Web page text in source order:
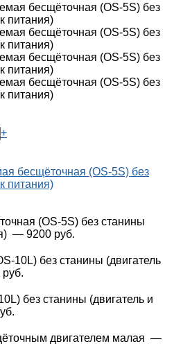
+
бесщёточная (OS-5S) без
питания)
(OS-5S) без станины
— 9200 руб.
10L) без станины (двигатель
без станины (двигатель и
двигателем малая —